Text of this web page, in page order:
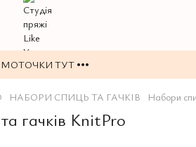
ТУТ •••
НАБОРИ СПИЦЬ ТА ГАЧКІВ Набори
гачків KnitPro